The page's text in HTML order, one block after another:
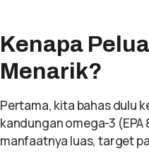
Kenapa
Menarik?
Pertama, kita bahas dulu
kandungan omega-3
manfaatnya luas, target